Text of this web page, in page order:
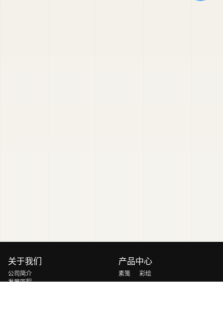
关于我们
公司简介
发展历程
产品中心
素笺
玄玉
彩绘
砚山